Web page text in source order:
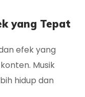
yang Tepat
efek yang
Musik
hidup dan